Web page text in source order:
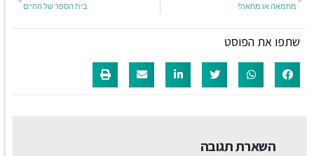
מחמאה או מחאה? בית הספר של החיים
שתפו את הפוסט
השארת תגובה